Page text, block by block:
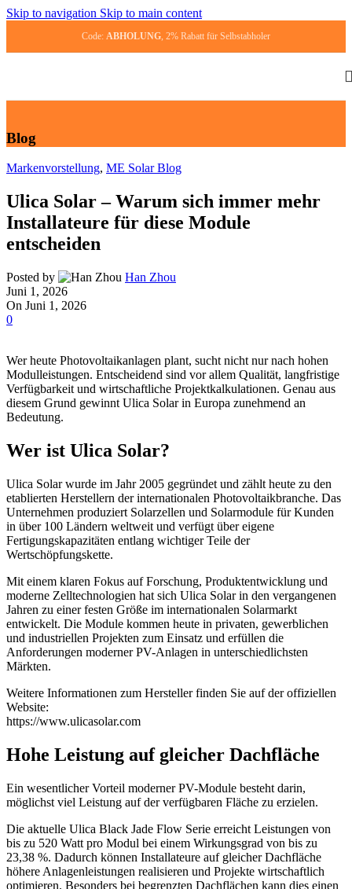
Skip to navigation Skip to main content
Code: ABHOLUNG, 2% Rabatt für Selbst­ab­ho­ler
Blog
Markenvorstellung, ME Solar Blog
Ulica Solar – Warum sich immer mehr
Installateure für diese Module
entscheiden
Posted by
Han Zhou
Juni 1, 2026
On Juni 1, 2026
0
Wer heute Photovoltaikanlagen plant, sucht nicht nur nach hohen
Modulleistungen. Entscheidend sind vor allem Qualität, langfristige
Verfügbarkeit und wirtschaftliche Projektkalkulationen. Genau aus
diesem Grund gewinnt Ulica Solar in Europa zunehmend an
Bedeutung.
Wer ist Ulica Solar?
Ulica Solar wurde im Jahr 2005 gegründet und zählt heute zu den
etablierten Herstellern der internationalen Photovoltaikbranche. Das
Unternehmen produziert Solarzellen und Solarmodule für Kunden
in über 100 Ländern weltweit und verfügt über eigene
Fertigungskapazitäten entlang wichtiger Teile der
Wertschöpfungskette.
Mit einem klaren Fokus auf Forschung, Produktentwicklung und
moderne Zelltechnologien hat sich Ulica Solar in den vergangenen
Jahren zu einer festen Größe im internationalen Solarmarkt
entwickelt. Die Module kommen heute in privaten, gewerblichen
und industriellen Projekten zum Einsatz und erfüllen die
Anforderungen moderner PV-Anlagen in unterschiedlichsten
Märkten.
Weitere Informationen zum Hersteller finden Sie auf der offiziellen
Website:
https://www.ulicasolar.com
Hohe Leistung auf gleicher Dachfläche
Ein wesentlicher Vorteil moderner PV-Module besteht darin,
möglichst viel Leistung auf der verfügbaren Fläche zu erzielen.
Die aktuelle Ulica Black Jade Flow Serie erreicht Leistungen von
bis zu 520 Watt pro Modul bei einem Wirkungsgrad von bis zu
23,38 %. Dadurch können Installateure auf gleicher Dachfläche
höhere Anlagenleistungen realisieren und Projekte wirtschaftlich
optimieren. Besonders bei begrenzten Dachflächen kann dies einen